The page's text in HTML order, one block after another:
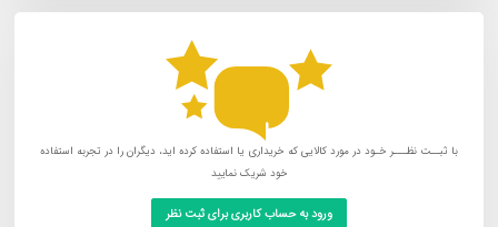
با ثبــت نظـــر خـود در مورد کالایی که خریداری یا استفاده کرده اید، دیگران را در تجربه استفاده
خود شریک نمایید
ورود به حساب کاربری برای ثبت نظر